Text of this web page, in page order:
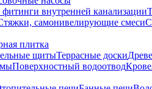
внутренней канализации
самонивелирующие смеси
плитка
щитыТеррасные доски
Поверхностный водоотвод